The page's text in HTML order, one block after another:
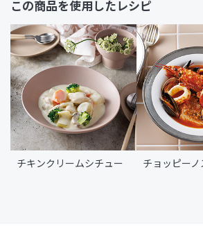
この商品を使用したレシピ
チキンクリームシチュー チョッピーノ